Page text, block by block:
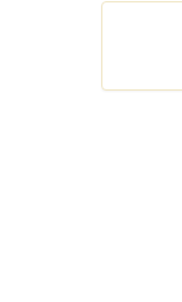
否され
また、
（逸失
て、当